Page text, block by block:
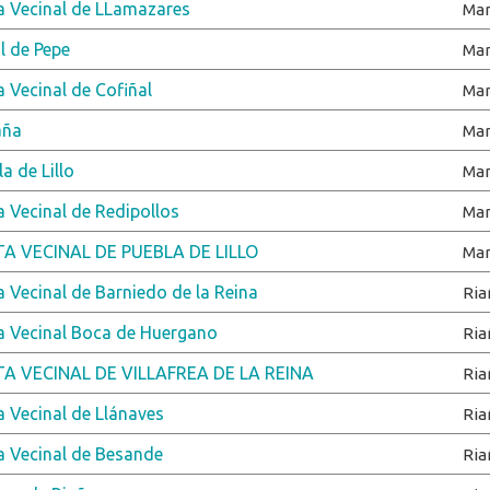
Vecinal de LLamazares
de Pepe
Vecinal de Cofiñal
de Lillo
Vecinal de Redipollos
VECINAL DE PUEBLA DE LILLO
Vecinal de Barniedo de la Reina
Vecinal Boca de Huergano
VECINAL DE VILLAFREA DE LA REINA
Vecinal de Llánaves
Vecinal de Besande